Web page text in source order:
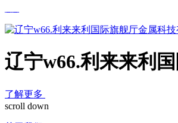
辽宁w66.利来来利
了解更多
scroll down